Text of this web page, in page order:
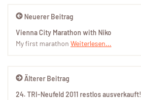
Älterer Beitrag
24. TRI-Neufeld 2011 restlos ausverkauft!
Neuerer Beitrag
Vienna City Marathon with Niko
My first marathon Weiterlesen...